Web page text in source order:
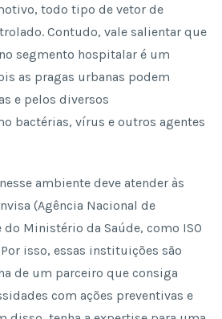
todo tipo de vetor de
Contudo, vale salientar que
segmento hospitalar é um
as pragas urbanas podem
e pelos diversos
bactérias, vírus e outros agentes
ambiente deve atender às
(Agência Nacional de
Ministério da Saúde, como ISO
Por isso, essas instituições são
de um parceiro que consiga
com ações preventivas e